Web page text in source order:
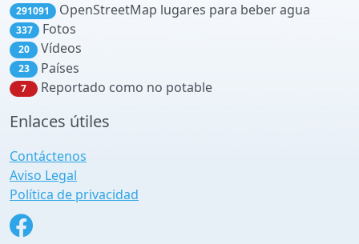
291091 OpenStreetMap lugares para beber agua
337 Fotos
20 Vídeos
23 Países
7 Reportado como no potable
Enlaces útiles
Contáctenos
Aviso Legal
Política de privacidad